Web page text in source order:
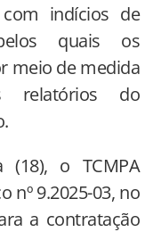
indícios de
quais os
meio de medida
relatórios do
(18), o TCMPA
nº 9.2025-03, no
a contratação